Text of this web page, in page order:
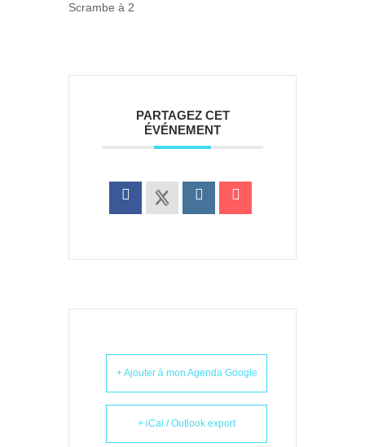
Scrambe à 2
PARTAGEZ CET
ÉVÉNEMENT
+ Ajouter à mon Agenda Google
+ iCal / Outlook export